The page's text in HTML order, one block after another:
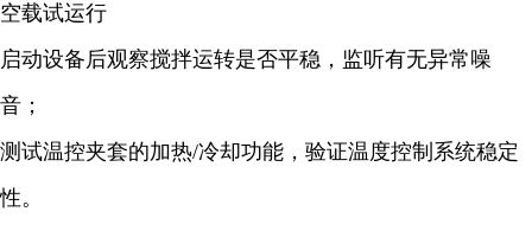
空载试运行
启动设备后观察搅拌运转是否平稳，监听有无异常噪
音；
测试温控夹套的加热/冷却功能，验证温度控制系统稳定
性。